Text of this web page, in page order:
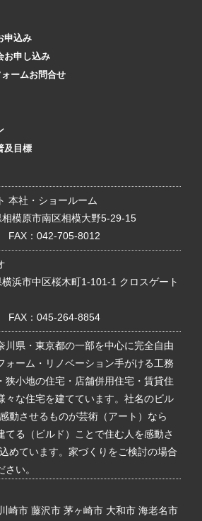
申込み
お申し込み
ームお問合せ
及目標
本社・ショールーム
模原市南区相模大野5-29-15
FAX：042-705-8012
浜市中区桜木町1-101-1 クロスゲート
FAX：045-264-8854
川県・東京都の一部を中心に完全自由
ォーム・リノベーション手がける工務
狭小地の住宅・店舗併用住宅・賃貸住
々な住宅を建てています。社名のビル
動させるものが芸術（アート）なら
てる（ビルド）ことで住む人を感動さ
めています。家づくりをご検討の場合
い。
崎市 藤沢市 茅ヶ崎市 大和市 海老名市